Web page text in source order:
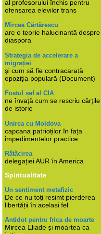
al profesorului închis pentru
ofensarea elevilor trans
Mircea Cărtărescu
are o teorie halucinantă despre
diaspora
Strategia de accelerare a
migrației
și cum să fie contracarată
opoziția populară (Document)
Fostul șef al CIA
ne învață cum se rescriu cărțile
de istorie
Unirea cu Moldova
capcana patrioților în fața
impedimentelor practice
Rătăcirea
delegației AUR în America
Spiritualitate
Un sentiment metafizic
De ce nu toți resimt pierderea
libertății în același fel
Antidot pentru frica de moarte
Mircea Eliade și moartea ca